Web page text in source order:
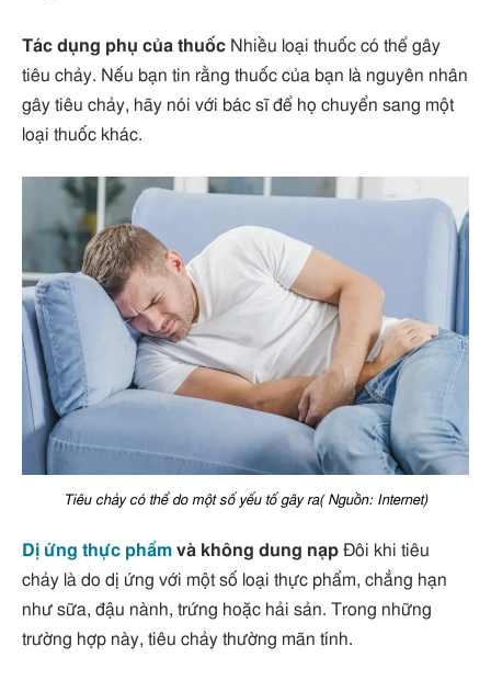
Tác dụng phụ của thuốc Nhiều loại thuốc có thể gây
tiêu chảy. Nếu bạn tin rằng thuốc của bạn là nguyên nhân
gây tiêu chảy, hãy nói với bác sĩ để họ chuyển sang một
loại thuốc khác.
Tiêu chảy có thể do một số yếu tố gây ra( Nguồn: Internet)
Dị ứng thực phẩm và không dung nạp Đôi khi tiêu
chảy là do dị ứng với một số loại thực phẩm, chẳng hạn
như sữa, đậu nành, trứng hoặc hải sản. Trong những
trường hợp này, tiêu chảy thường mãn tính.